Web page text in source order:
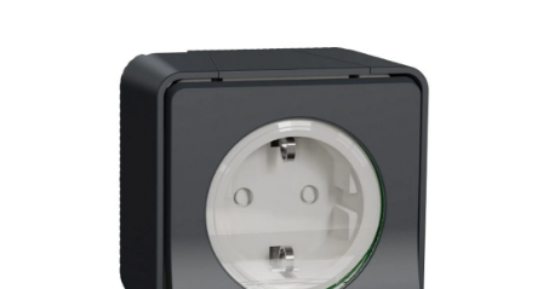
Ngày hết hạn:
Copy mã và nhập mã ở trangTHANH TOÁN bạn nhé!